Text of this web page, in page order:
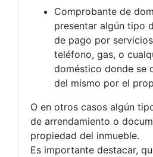
Comprobante de
presentar algún tipo
de pago por
teléfono, gas, o
doméstico donde se
del mismo por el
O en otros casos algún
de arrendamiento o
propiedad del inmueble.
Es importante destacar,